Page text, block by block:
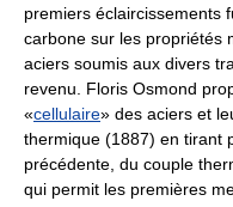
premiers éclaircissements
carbone sur les propriétés
aciers soumis aux divers
revenu. Floris Osmond
«cellulaire» des aciers et
thermique (1887) en tirant
précédente, du couple
qui permit les premières